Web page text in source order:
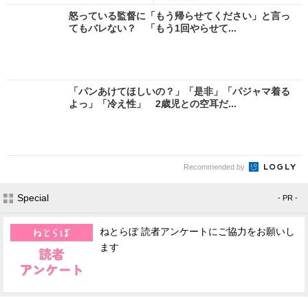
怒っている監督に「もう帰らせてください」と言っ
てもバレない？ 「もう1回やらせて...
「パンあけてほしいの？」「是非」「パジャマ着る
よっ」「冷え性」 2歳児との空耳だ...
Recommended by
Special - PR -
ねとらぼ 読者アンケートにご協力をお願いし
ます